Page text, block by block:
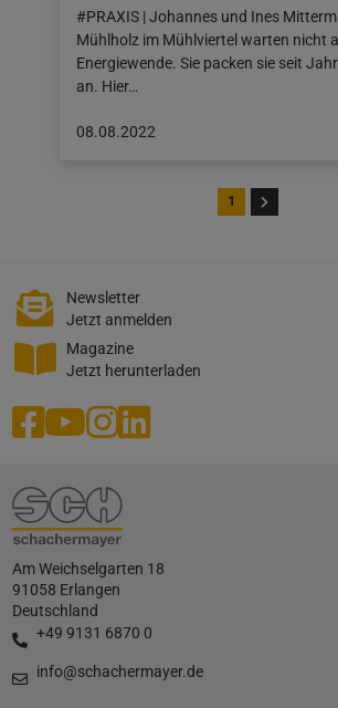
#PRAXIS | Johannes und Ines
Mühlholz im Mühlviertel warten nicht
Energiewende. Sie packen sie seit
an. Hier…
Beitrag
08.08.2022
1
Newsletter
Jetzt anmelden
Magazine
Jetzt herunterladen
Am Weichselgarten 18
91058 Erlangen
Deutschland
+49 9131 6870 0
info@schachermayer.de